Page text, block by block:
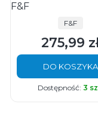
F&F
F&F
Cena
275,99
DO KOSZYKA
Dostępność: 3